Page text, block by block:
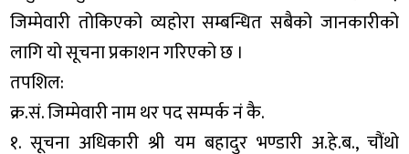
जिम्मेवारी तोकिएको व्यहोरा सम्बन्धित सबैको जानकारीको
लागि यो सूचना प्रकाशन गरिएको छ ।
तपशिल:
क्र.सं. जिम्मेवारी नाम थर पद सम्पर्क नं कै.
१. सूचना अधिकारी श्री यम बहादुर भण्डारी अ.हे.ब., चौंथो